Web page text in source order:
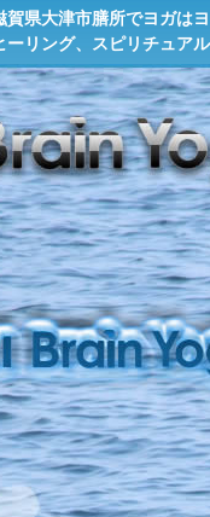
賀県大津市膳所でヨガは
ーリング、スピリチュア